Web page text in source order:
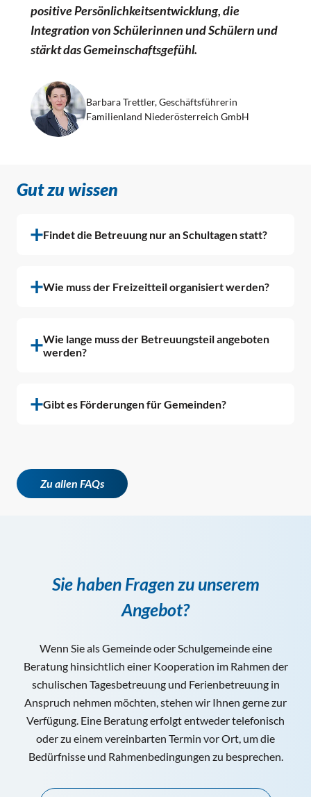
positive Persönlichkeitsentwicklung, die
Integration von Schülerinnen und Schülern und
stärkt das Gemeinschaftsgefühl.
Barbara Trettler, Geschäftsführerin
Familienland Niederösterreich GmbH
Gut zu wissen
Findet die Betreuung nur an Schultagen statt?
Wie muss der Freizeitteil organisiert werden?
Wie lange muss der Betreuungsteil angeboten
werden?
Gibt es Förderungen für Gemeinden?
Zu allen FAQs
Sie haben Fragen zu unserem
Angebot?
Wenn Sie als Gemeinde oder Schulgemeinde eine
Beratung hinsichtlich einer Kooperation im Rahmen der
schulischen Tagesbetreuung und Ferienbetreuung in
Anspruch nehmen möchten, stehen wir Ihnen gerne zur
Verfügung. Eine Beratung erfolgt entweder telefonisch
oder zu einem vereinbarten Termin vor Ort, um die
Bedürfnisse und Rahmenbedingungen zu besprechen.